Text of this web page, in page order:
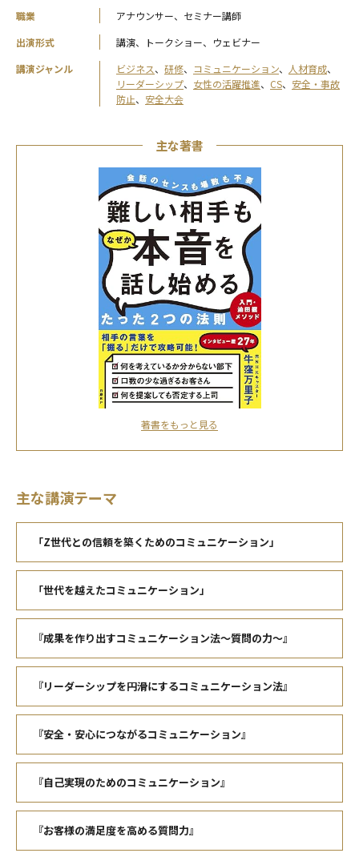
職業
アナウンサー、セミナー講師
出演形式
講演、トークショー、ウェビナー
講演ジャンル
ビジネス、 研修、 コミュニケーション、 人材育成、
リーダーシップ、 女性の活躍推進、 CS、 安全・事故
防止、 安全大会
主な著書
著書をもっと見る
主な講演テーマ
「Z世代との信頼を築くためのコミュニケーション」
「世代を越えたコミュニケーション」
『成果を作り出すコミュニケーション法～質問の力～』
『リーダーシップを円滑にするコミュニケーション法』
『安全・安心につながるコミュニケーション』
『自己実現のためのコミュニケーション』
『お客様の満足度を高める質問力』